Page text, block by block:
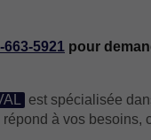
663-5921 pour
est spécialisée
à vos besoins,